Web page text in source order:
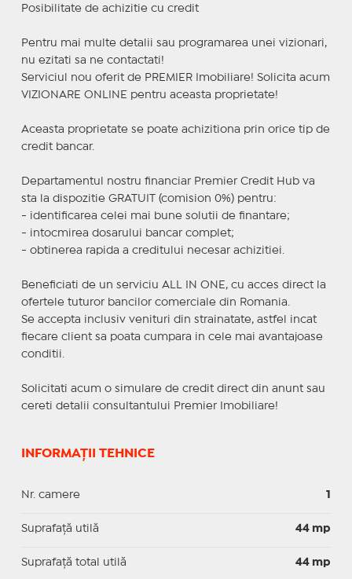
Posibilitate de achizitie cu credit
Pentru mai multe detalii sau programarea unei vizionari,
nu ezitati sa ne contactati!
Serviciul nou oferit de PREMIER Imobiliare! Solicita acum
VIZIONARE ONLINE pentru aceasta proprietate!
Aceasta proprietate se poate achizitiona prin orice tip de
credit bancar.
Departamentul nostru financiar Premier Credit Hub va
sta la dispozitie GRATUIT (comision 0%) pentru:
- identificarea celei mai bune solutii de finantare;
- intocmirea dosarului bancar complet;
- obtinerea rapida a creditului necesar achizitiei.
Beneficiati de un serviciu ALL IN ONE, cu acces direct la
ofertele tuturor bancilor comerciale din Romania.
Se accepta inclusiv venituri din strainatate, astfel incat
fiecare client sa poata cumpara in cele mai avantajoase
conditii.
Solicitati acum o simulare de credit direct din anunt sau
cereti detalii consultantului Premier Imobiliare!
INFORMAȚII TEHNICE
Nr. camere 1
Suprafaţă utilă 44 mp
Suprafaţă total utilă 44 mp